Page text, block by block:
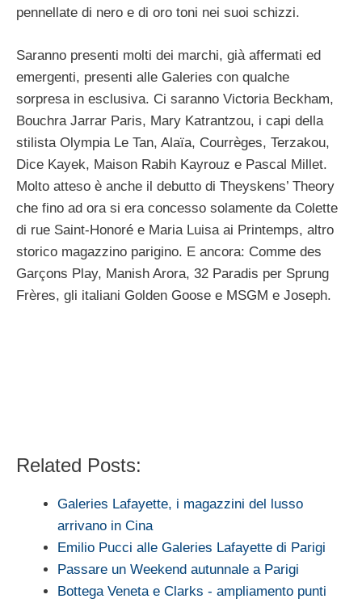
pennellate di nero e di oro toni nei suoi schizzi.
Saranno presenti molti dei marchi, già affermati ed
emergenti, presenti alle Galeries con qualche
sorpresa in esclusiva. Ci saranno Victoria Beckham,
Bouchra Jarrar Paris, Mary Katrantzou, i capi della
stilista Olympia Le Tan, Alaïa, Courrèges, Terzakou,
Dice Kayek, Maison Rabih Kayrouz e Pascal Millet.
Molto atteso è anche il debutto di Theyskens’ Theory
che fino ad ora si era concesso solamente da Colette
di rue Saint-Honoré e Maria Luisa ai Printemps, altro
storico magazzino parigino. E ancora: Comme des
Garçons Play, Manish Arora, 32 Paradis per Sprung
Frères, gli italiani Golden Goose e MSGM e Joseph.
Related Posts:
Galeries Lafayette, i magazzini del lusso
arrivano in Cina
Emilio Pucci alle Galeries Lafayette di Parigi
Passare un Weekend autunnale a Parigi
Bottega Veneta e Clarks - ampliamento punti